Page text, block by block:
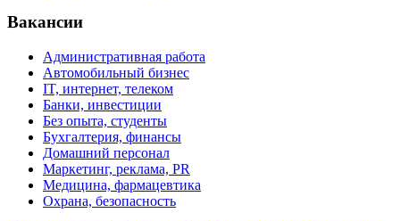
Вакансии
Административная работа
Автомобильный бизнес
IT, интернет, телеком
Банки, инвестиции
Без опыта, студенты
Бухгалтерия, финансы
Домашний персонал
Маркетинг, реклама, PR
Медицина, фармацевтика
Охрана, безопасность